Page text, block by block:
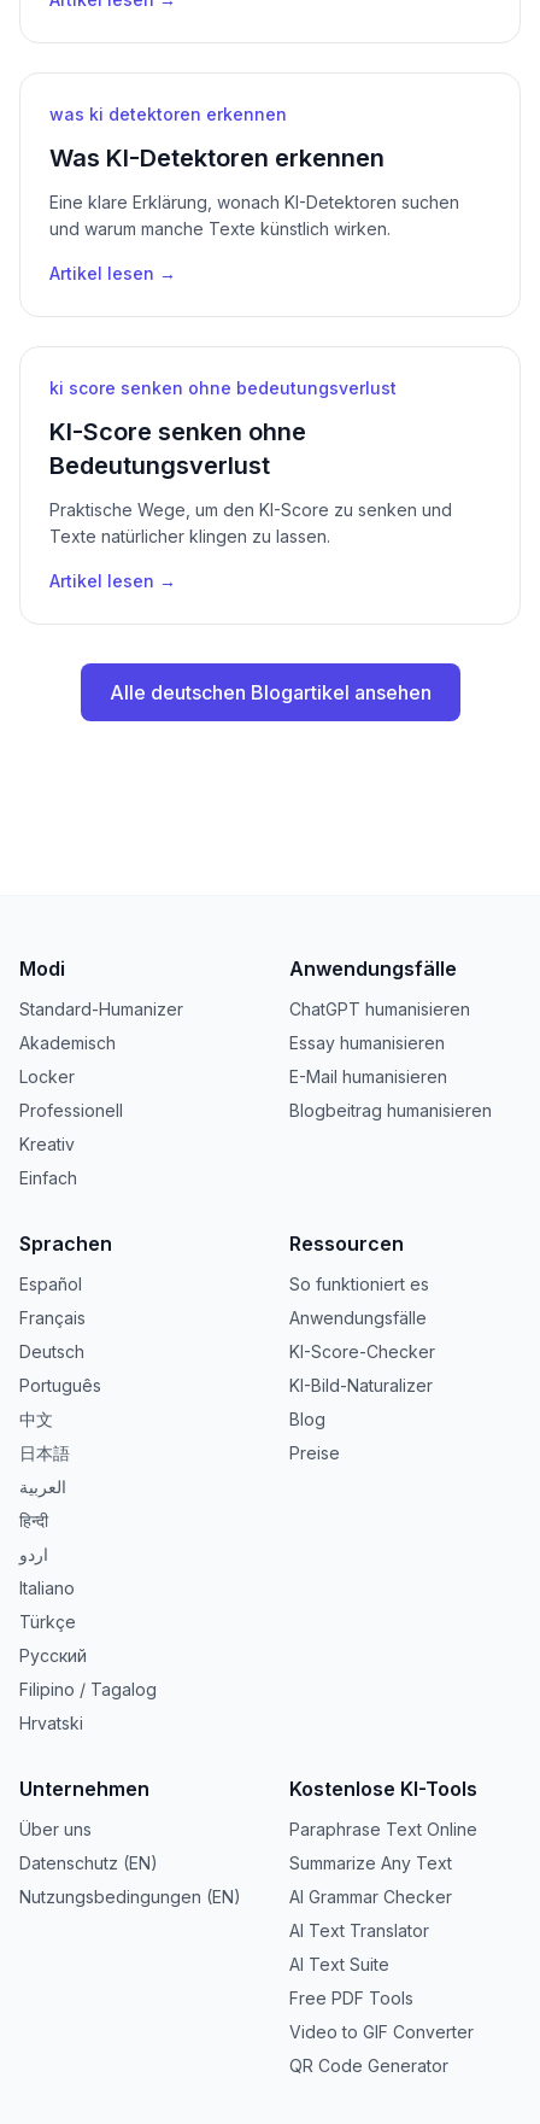
was ki detektoren erkennen
Was KI-Detektoren erkennen
Eine klare Erklärung, wonach KI-Detektoren suchen
und warum manche Texte künstlich wirken.
Artikel lesen →
ki score senken ohne bedeutungsverlust
KI-Score senken ohne
Bedeutungsverlust
Praktische Wege, um den KI-Score zu senken und
Texte natürlicher klingen zu lassen.
Artikel lesen →
Alle deutschen Blogartikel ansehen
Modi
Standard-Humanizer
Akademisch
Locker
Professionell
Kreativ
Einfach
Anwendungsfälle
ChatGPT humanisieren
Essay humanisieren
E-Mail humanisieren
Blogbeitrag humanisieren
Sprachen
Español
Français
Deutsch
Português
中文
日本語
العربية
हिन्दी
اردو
Italiano
Türkçe
Русский
Filipino / Tagalog
Hrvatski
Ressourcen
So funktioniert es
Anwendungsfälle
KI-Score-Checker
KI-Bild-Naturalizer
Blog
Preise
Unternehmen
Über uns
Datenschutz (EN)
Nutzungsbedingungen (EN)
Kostenlose KI-Tools
Paraphrase Text Online
Summarize Any Text
AI Grammar Checker
AI Text Translator
AI Text Suite
Free PDF Tools
Video to GIF Converter
QR Code Generator